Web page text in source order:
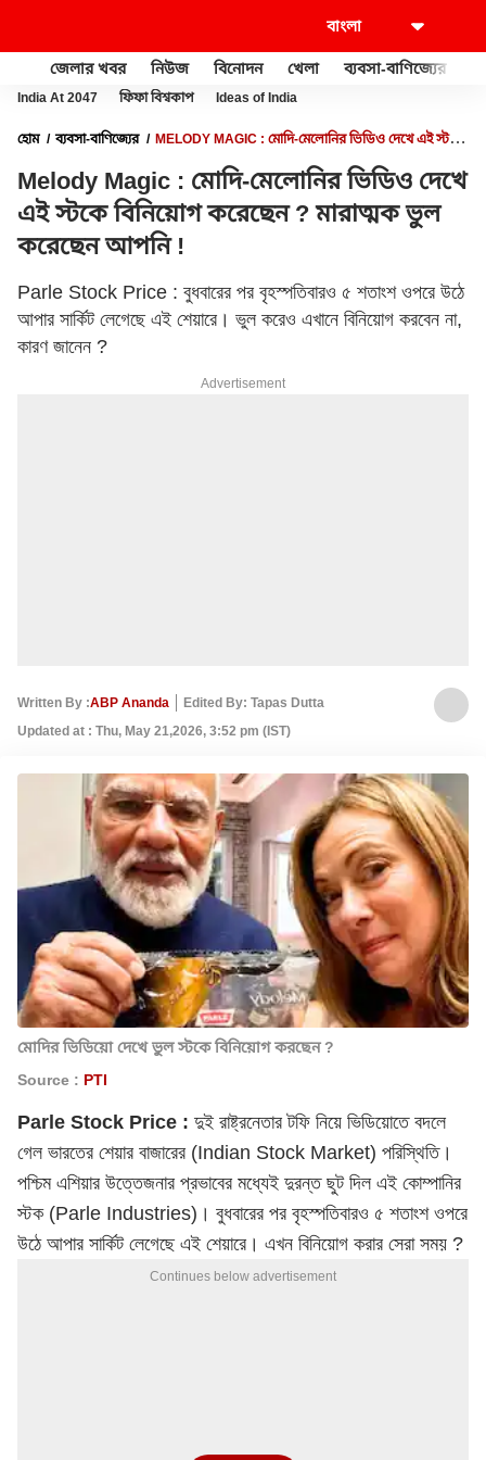
জেলার খবর নিউজ বিনোদন খেলা ব্যবসা-বাণিজ্যের
India At 2047 ফিফা বিশ্বকাপ Ideas of India
হোম ব্যবসা-বাণিজ্যের
MELODY MAGIC : মোদি-মেলোনির ভিডিও দেখে এই স্টকে
Melody Magic : মোদি-মেলোনির ভিডিও দেখে
এই স্টকে বিনিয়োগ করেছেন ? মারাত্মক ভুল
করেছেন আপনি !
Parle Stock Price : বুধবারের পর বৃহস্পতিবারও ৫ শতাংশ ওপরে উঠে
আপার সার্কিট লেগেছে এই শেয়ারে। ভুল করেও এখানে বিনিয়োগ করবেন না,
কারণ জানেন ?
Advertisement
Written By :ABP Ananda
Edited By: Tapas Dutta
Updated at : Thu, May 21,2026, 3:52 pm (IST)
মোদির ভিডিয়ো দেখে ভুল স্টকে বিনিয়োগ করছেন ?
Source : PTI
Parle Stock Price : দুই রাষ্ট্রনেতার টফি নিয়ে ভিডিয়োতে বদলে
গেল ভারতের শেয়ার বাজারের (Indian Stock Market) পরিস্থিতি।
পশ্চিম এশিয়ার উত্তেজনার প্রভাবের মধ্যেই দুরন্ত ছুট দিল এই কোম্পানির
স্টক (Parle Industries)। বুধবারের পর বৃহস্পতিবারও ৫ শতাংশ ওপরে
উঠে আপার সার্কিট লেগেছে এই শেয়ারে। এখন বিনিয়োগ করার সেরা সময় ?
Continues below advertisement